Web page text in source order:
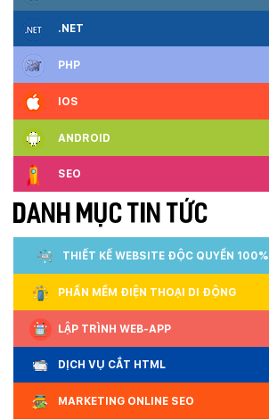
.NET
PHP
IOS
ANDROID
SEO
DANH MỤC TIN TỨC
THIẾT KẾ WEBSITE ĐỘC QUYỀN 100%
PHẦN MỀM ĐIỆN THOẠI DI ĐỘNG
LẬP TRÌNH WEB-APP
DỊCH VỤ CẮT HTML
MARKETING ONLINE SEO